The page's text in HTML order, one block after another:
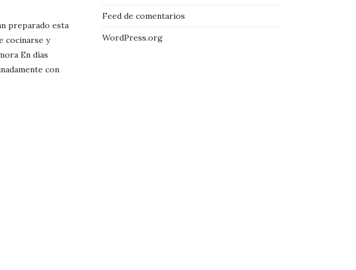
preparado esta
cocinarse y
En días
con
Feed de comentarios
WordPress.org